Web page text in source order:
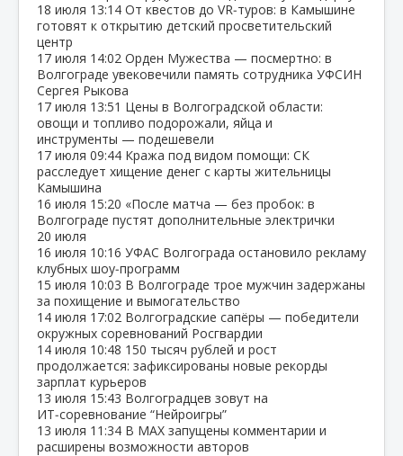
18 июля 13:14 От квестов до VR‑туров: в Камышине
готовят к открытию детский просветительский
центр
17 июля 14:02 Орден Мужества — посмертно: в
Волгограде увековечили память сотрудника УФСИН
Сергея Рыкова
17 июля 13:51 Цены в Волгоградской области:
овощи и топливо подорожали, яйца и
инструменты — подешевели
17 июля 09:44 Кража под видом помощи: СК
расследует хищение денег с карты жительницы
Камышина
16 июля 15:20 «После матча — без пробок: в
Волгограде пустят дополнительные электрички
20 июля
16 июля 10:16 УФАС Волгограда остановило рекламу
клубных шоу‑программ
15 июля 10:03 В Волгограде трое мужчин задержаны
за похищение и вымогательство
14 июля 17:02 Волгоградские сапёры — победители
окружных соревнований Росгвардии
14 июля 10:48 150 тысяч рублей и рост
продолжается: зафиксированы новые рекорды
зарплат курьеров
13 июля 15:43 Волгоградцев зовут на
ИТ‑соревнование “Нейроигры”
13 июля 11:34 В МАХ запущены комментарии и
расширены возможности авторов